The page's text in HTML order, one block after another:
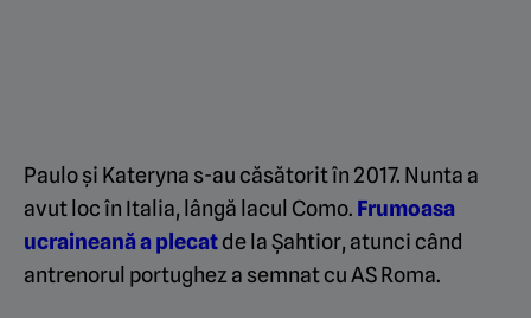
Paulo și Kateryna s-au căsătorit în 2017. Nunta a
avut loc în Italia, lângă lacul Como. Frumoasa
ucraineană a plecatde la Șahtior, atunci când
antrenorul portughez a semnat cu AS Roma.